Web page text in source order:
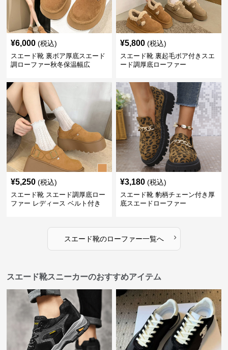
¥6,000 (税込)
スエード靴 裏ボア厚底スエード
調ローファー秋冬保温幅広
¥5,800 (税込)
スエード靴 裏起毛ボア付きスエ
ード調厚底ローファー
¥5,250 (税込)
スエード靴 スエード調厚底ロー
ファー レディース ベルト付き
¥3,180 (税込)
スエード靴 豹柄チェーン付き厚
底スエードローファー
スエード靴のローファー一覧へ ›
スエード靴スニーカーのおすすめアイテム